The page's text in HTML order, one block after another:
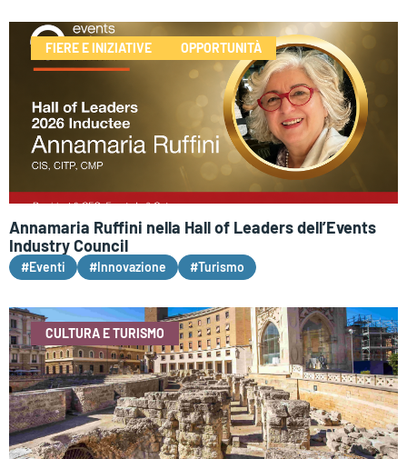
FIERE E INIZIATIVE OPPORTUNITÀ
Annamaria Ruffini nella Hall of Leaders dell’Events
Industry Council
#Eventi #Innovazione #Turismo
CULTURA E TURISMO